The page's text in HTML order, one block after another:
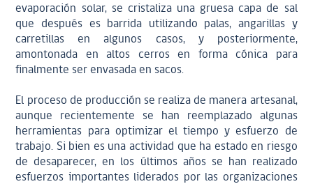
evaporación solar, se cristaliza una gruesa capa de sal
que después es barrida utilizando palas, angarillas y
carretillas en algunos casos, y posteriormente,
amontonada en altos cerros en forma cónica para
finalmente ser envasada en sacos.
El proceso de producción se realiza de manera artesanal,
aunque recientemente se han reemplazado algunas
herramientas para optimizar el tiempo y esfuerzo de
trabajo. Si bien es una actividad que ha estado en riesgo
de desaparecer, en los últimos años se han realizado
esfuerzos importantes liderados por las organizaciones